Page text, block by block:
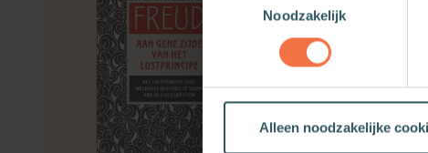
Noodzakelijk
Alleen noodzakelijke